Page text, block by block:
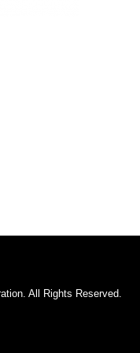
All Rights Reserved.